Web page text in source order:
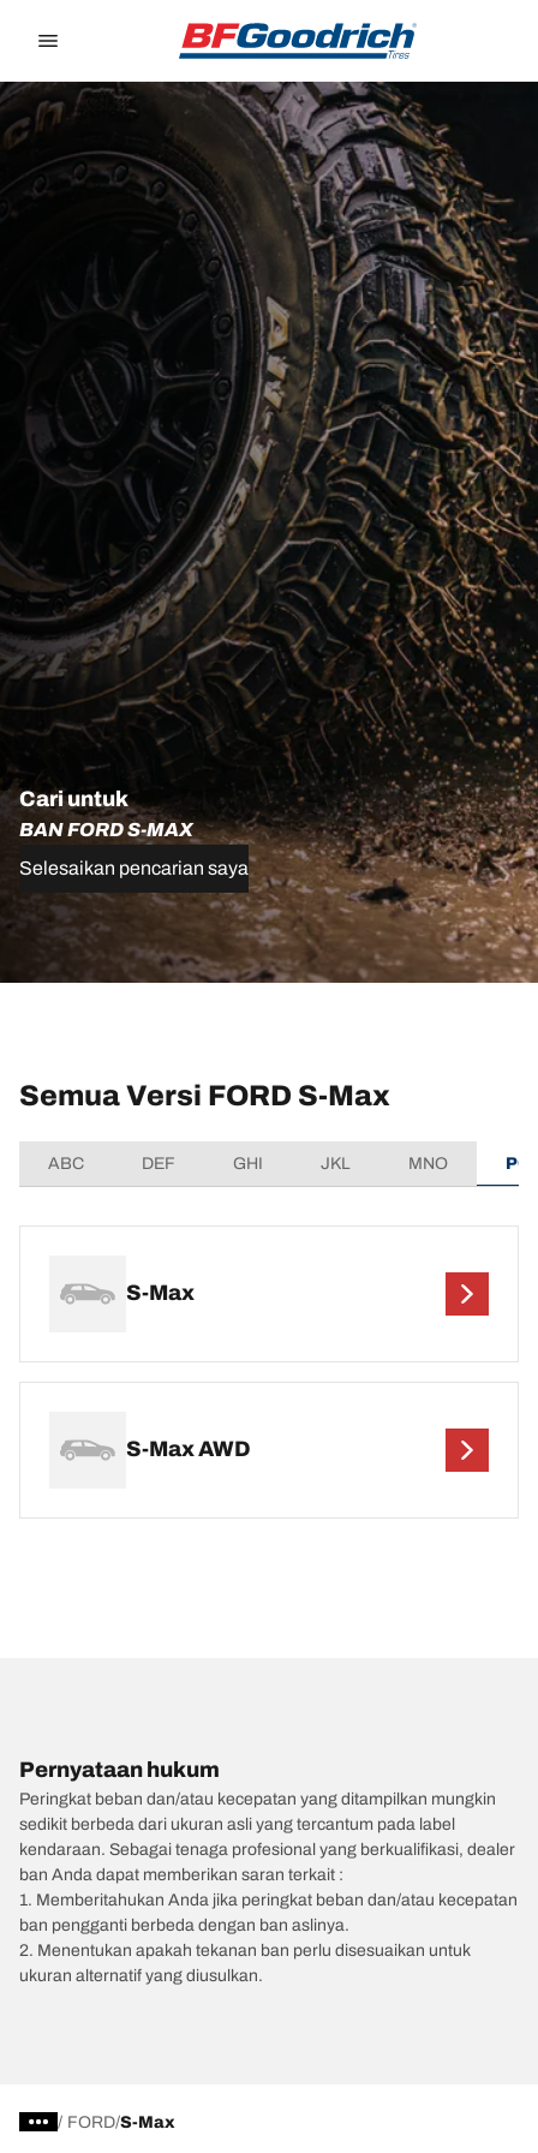
Cari untuk
BAN FORD S-MAX
Selesaikan pencarian saya
Semua Versi FORD S-Max
ABC DEF GHI JKL MNO
S-Max
S-Max AWD
Pernyataan hukum
Peringkat beban dan/atau kecepatan yang ditampilkan mungkin
sedikit berbeda dari ukuran asli yang tercantum pada label
kendaraan. Sebagai tenaga profesional yang berkualifikasi, dealer
ban Anda dapat memberikan saran terkait :
1. Memberitahukan Anda jika peringkat beban dan/atau kecepatan
ban pengganti berbeda dengan ban aslinya.
2. Menentukan apakah tekanan ban perlu disesuaikan untuk
ukuran alternatif yang diusulkan.
/ FORD S-Max